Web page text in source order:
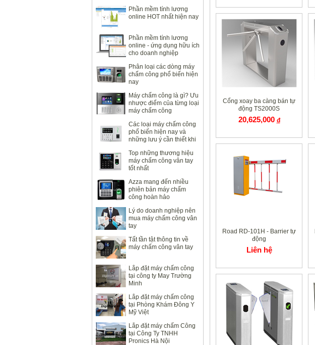
Phần mềm tính lương
online HOT nhất hiện nay
Phần mềm tính lương
online - ứng dụng hữu ích
cho doanh nghiệp
Phân loại các dòng máy
chấm công phổ biến hiện
nay
Máy chấm công là gì? Ưu
nhược điểm của từng loại
máy chấm công
Các loại máy chấm công
phổ biến hiện nay và
những lưu ý cần thiết khi
Top những thương hiệu
máy chấm công vân tay
tốt nhất
Azza mang đến nhiều
phiên bản máy chấm
công hoàn hảo
Lý do doanh nghiệp nên
mua máy chấm công vân
tay
Tất tần tật thông tin về
máy chấm công vân tay
Lắp đặt máy chấm công
tại công ty May Trường
Minh
Lắp đặt máy chấm công
tại Phòng Khám Đông Y
Mỹ Việt
Lắp đặt máy chấm Công
tại Công Ty TNHH
Pronics Hà Nội
Cổng xoay ba càng bán tự
động TS2000S
20,625,000 đ
Road RD-101H - Barrier tự
động
Liên hệ